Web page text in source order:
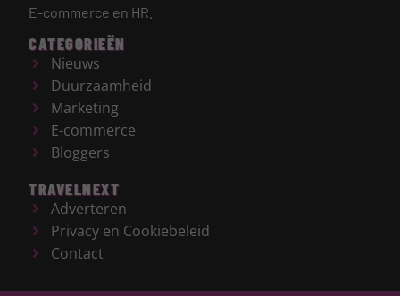
E-commerce en HR.
CATEGORIEËN
Nieuws
Duurzaamheid
Marketing
E-commerce
Bloggers
TRAVELNEXT
Adverteren
Privacy en Cookiebeleid
Contact